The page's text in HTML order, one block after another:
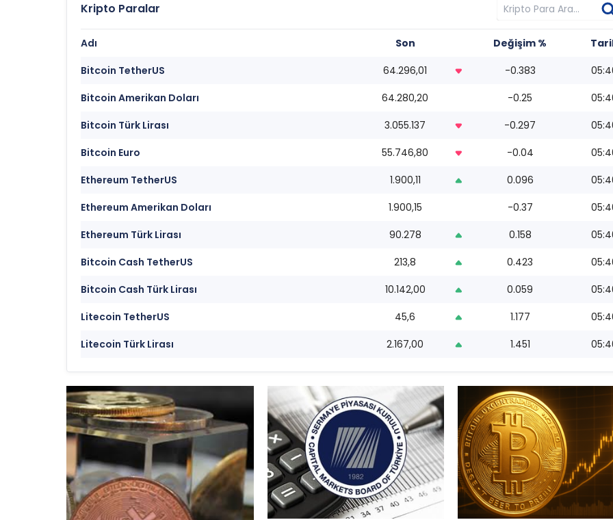
Kripto Paralar
Adı Son Değişim %
Bitcoin TetherUS
64.296,01 -0.383
Bitcoin Amerikan Doları
64.280,20 -0.25
Bitcoin Türk Lirası
3.055.137 -0.297
Bitcoin Euro
55.746,80 -0.04
Ethereum TetherUS
1.900,11 0.096
Ethereum Amerikan Doları
1.900,15 -0.37
Ethereum Türk Lirası
90.278 0.158
Bitcoin Cash TetherUS
213,8 0.423
Bitcoin Cash Türk Lirası
10.142,00 0.059
Litecoin TetherUS
45,6 1.177
Litecoin Türk Lirası
2.167,00 1.451